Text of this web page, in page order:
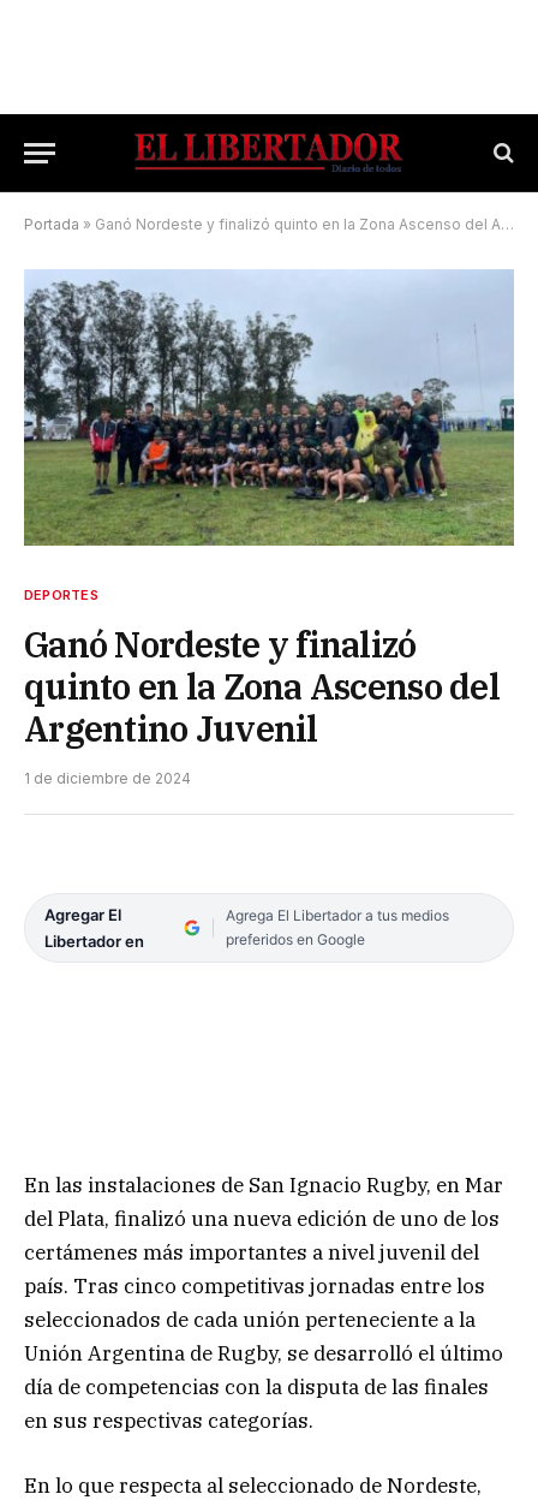
Portada » Ganó Nordeste y finalizó quinto en la Zona Ascenso del Argentino Juvenil
DEPORTES
Ganó Nordeste y finalizó
quinto en la Zona Ascenso del
Argentino Juvenil
1 de diciembre de 2024
Agregar El
Libertador en
Agrega El Libertador a tus medios
preferidos en Google
En las instalaciones de San Ignacio Rugby, en Mar
del Plata, finalizó una nueva edición de uno de los
certámenes más importantes a nivel juvenil del
país. Tras cinco competitivas jornadas entre los
seleccionados de cada unión perteneciente a la
Unión Argentina de Rugby, se desarrolló el último
día de competencias con la disputa de las finales
en sus respectivas categorías.
En lo que respecta al seleccionado de Nordeste,